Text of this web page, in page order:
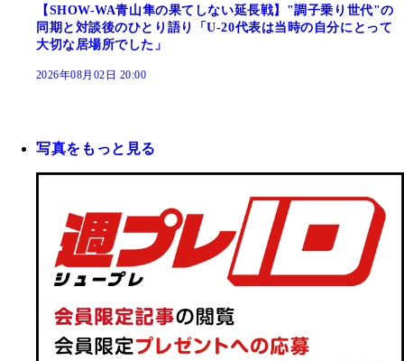
【SHOW-WA青山隼の果てしない延長戦】"調子乗り世代"の
同期と対談後のひとり語り「U-20代表は当時の自分にとって
大切な居場所でした」
2026年08月02日 20:00
写真をもっと見る